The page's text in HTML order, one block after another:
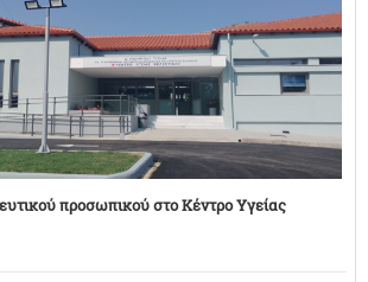
προσωπικού στο Κέντρο Υγείας